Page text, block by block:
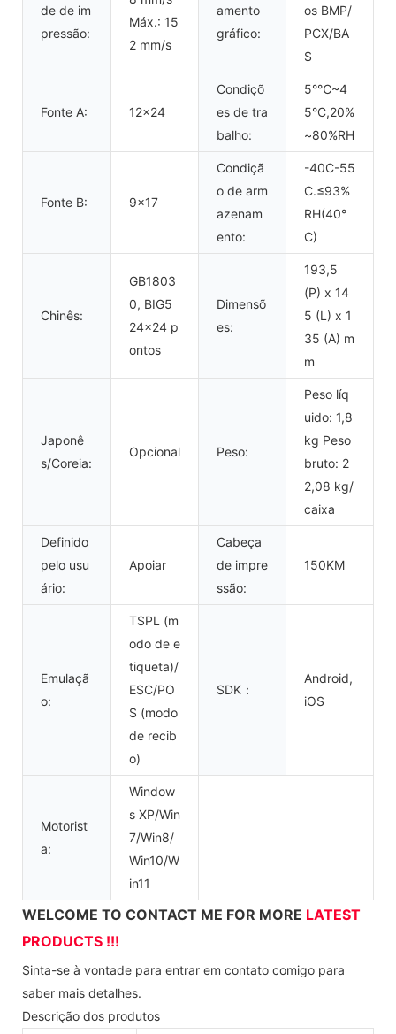
de de im
pressão:
Máx.: 15
2 mm/s
amento
gráfico:
os BMP/
PCX/BA
S
Fonte A: 12x24
Condiçõ
es de tra
balho:
5°℃~4
5°C,20%
~80%RH
Fonte B: 9x17
Condiçã
o de arm
azenam
ento:
-40C-55
C.≤93%
RH(40°
C)
Chinês:
GB1803
0, BIG5
24x24 p
ontos
Dimensõ
es:
193,5
(P) x 14
5 (L) x 1
35 (A) m
m
Japonê
s/Coreia:
Opcional Peso:
Peso líq
uido: 1,8
kg Peso
bruto: 2
2,08 kg/
caixa
Definido
pelo usu
ário:
Apoiar
Cabeça
de impre
ssão:
150KM
Emulaçã
o:
TSPL (m
odo de e
tiqueta)/
ESC/PO
S (modo
de recib
o)
SDK：
Android,
iOS
Motorist
a:
Window
s XP/Win
7/Win8/
Win10/W
in11
WELCOME TO CONTACT ME FOR MORE LATEST
PRODUCTS !!!
Sinta-se à vontade para entrar em contato comigo para
saber mais detalhes.
Descrição dos produtos